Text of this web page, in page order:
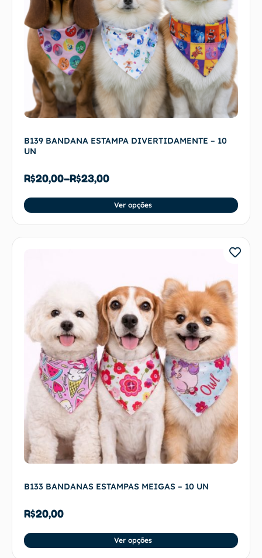
B139 BANDANA ESTAMPA DIVERTIDAMENTE – 10
UN
R$20,00–R$23,00
Ver opções
B133 BANDANAS ESTAMPAS MEIGAS – 10 UN
R$20,00
Ver opções